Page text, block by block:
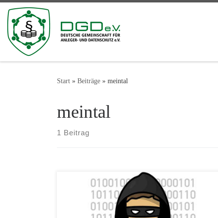
Zum Inhalt springen
Start » Beiträge » meintal
meintal
1 Beitrag
Bereits vor mehr als 2 Jahren warnte die DGD e.V.
ihre Mitglieder und alle Interessenten eindringlich und
offensiv vor weiteren Zahlungen an die Prothelis AG